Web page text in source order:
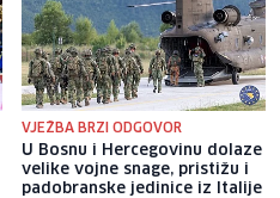
VJEŽBA BRZI ODGOVOR
U Bosnu i Hercegovinu dolaze
velike vojne snage, pristižu i
padobranske jedinice iz Italije